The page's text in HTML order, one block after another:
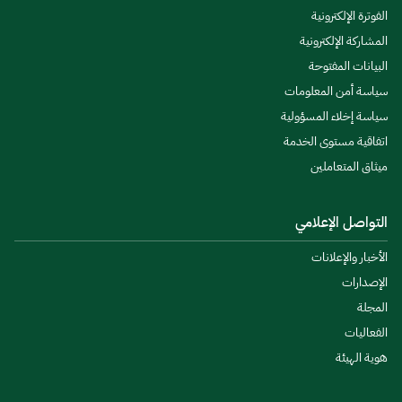
الفوترة الإلكترونية
المشاركة الإلكترونية
البيانات المفتوحة
سياسة أمن المعلومات
سياسة إخلاء المسؤولية
اتفاقية مستوى الخدمة
ميثاق المتعاملين
التواصل الإعلامي
الأخبار والإعلانات
الإصدارات
المجلة
الفعاليات
هوية الهيئة